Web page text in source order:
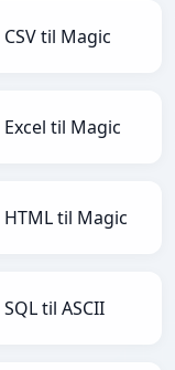
CSV til Magic
Excel til Magic
HTML til Magic
SQL til ASCII